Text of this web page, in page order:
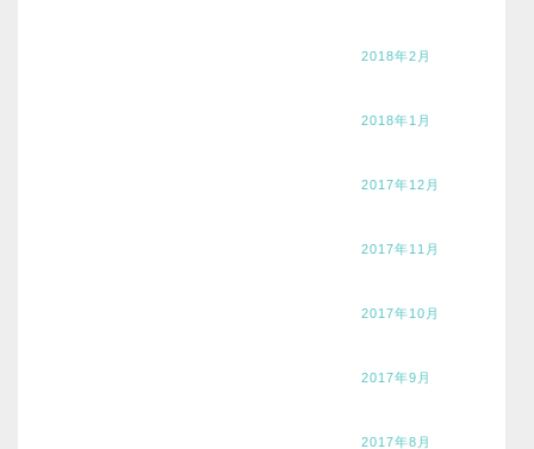
2018年2月
2018年1月
2017年12月
2017年11月
2017年10月
2017年9月
2017年8月